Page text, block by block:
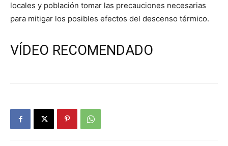
locales y población tomar las precauciones necesarias
para mitigar los posibles efectos del descenso térmico.
VÍDEO RECOMENDADO